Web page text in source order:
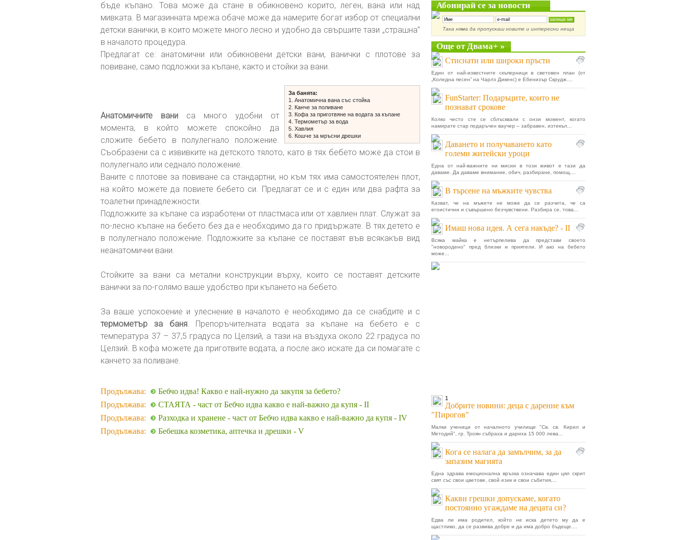
бъде къпано. Това може да стане в обикновено корито, леген, вана или над
мивката. В магазинната мрежа обаче може да намерите богат избор от специални
детски ванички, в които можете много лесно и удобно да свършите тази „страшна”
в началото процедура.
Предлагат се: aнатомични или обикновени детски вани, ванички с плотове за
повиване, само подложки за къпане, както и стойки за вани.
За банята:
1. Анатомична вана със стойка
2. Канче за поливане
3. Кофа за приготвяне на водата за къпане
4. Термометър за вода
5. Хавлия
6. Кошче за мръсни дрешки
Анатомичните вани са много удобни от
момента, в който можете спокойно да
сложите бебето в полулегнало положение.
Съобразени са с извивките на детското тялото, като в тях бебето може да стои в
полулегнало или седнало положение.
Ваните с плотове за повиване са стандартни, но към тях има самостоятелен плот,
на който можете да повиете бебето си. Предлагат се и с един или два рафта за
тоалетни принадлежности.
Подложките за къпане са изработени от пластмаса или от хавлиен плат. Служат за
по-лесно къпане на бебето без да е необходимо да го придържате. В тях детето е
в полулегнало положение. Подложките за къпане се поставят във всякакъв вид
неанатомични вани.
Стойките за вани са метални конструкции върху, които се поставят детските
ванички за по-голямо ваше удобство при къпането на бебето.
За ваше успокоение и улеснение в началото е необходимо да се снабдите и с
термометър за баня. Препоръчителната водата за къпане на бебето е с
температура 37 – 37,5 градуса по Целзий, а тази на въздуха около 22 градуса по
Целзий. В кофа можете да приготвите водата, а после ако искате да си помагате с
канчето за поливане.
Продължава:
Бебчо идва! Какво е най-нужно да закупя за бебето?
Продължава:
СТАЯТА - част от Бебчо идва какво е най-важно да купя - II
Продължава:
Разходка и хранене - част от Бебчо идва какво е най-важно да купя - IV
Продължава:
Бебешка козметика, аптечка и дрешки - V
Абонирай се за новости
Така няма да пропускаш новите и интересни неща
Още от Двама+ »
Стиснати или широки пръсти
Един от най-известните скъперници в световен план (от
„Коледна песен” на Чарлз Дикенс) е Ебенизър Скрудж....
FunStarter: Подаръците, които не
познават срокове
Колко често сте се сблъсквали с онзи момент, когато
намирате стар подаръчен ваучер – забравен, изтекъл...
Даването и получаването като
големи житейски уроци
Една от най-важните ни мисии в този живот е тази да
даваме. Да даваме внимание, обич, разбиране, помощ,...
В търсене на мъжките чувства
Казват, че на мъжете не може да се разчита, че са
егоистични и съвършено безчувствени. Разбира се, това...
Имаш нова идея. А сега накъде? - II
Всяка майка е нетърпелива да представи своето
"новородено" пред близки и приятели. И ако на бебето
може...
1
Добрите новини: деца с дарение към
"Пирогов"
Малки ученици от началното училище "Св. св. Кирил и
Методий", гр. Троян събраха и дариха 15 000 лева...
Кога се налага да замълчим, за да
запазим магията
Една здрава емоционална връзка означава един цял скрит
свят със свои цветове, свой език и свои събития,...
Какви грешки допускаме, когато
постоянно угаждаме на децата си?
Едва ли има родител, който не иска детето му да е
щастливо, да се развива добре и да има добро бъдеще....